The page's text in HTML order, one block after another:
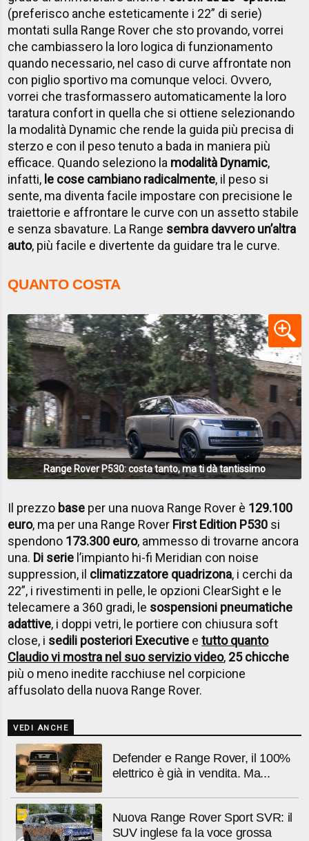
(preferisco anche esteticamente i 22” di serie)
montati sulla Range Rover che sto provando, vorrei
che cambiassero la loro logica di funzionamento
quando necessario, nel caso di curve affrontate non
con piglio sportivo ma comunque veloci. Ovvero,
vorrei che trasformassero automaticamente la loro
taratura confort in quella che si ottiene selezionando
la modalità Dynamic che rende la guida più precisa di
sterzo e con il peso tenuto a bada in maniera più
efficace. Quando seleziono la modalità Dynamic,
infatti, le cose cambiano radicalmente, il peso si
sente, ma diventa facile impostare con precisione le
traiettorie e affrontare le curve con un assetto stabile
e senza sbavature. La Range sembra davvero un’altra
auto, più facile e divertente da guidare tra le curve.
QUANTO COSTA
Range Rover P530: costa tanto, ma ti dà tantissimo
Il prezzo base per una nuova Range Rover è 129.100
euro, ma per una Range Rover First Edition P530 si
spendono 173.300 euro, ammesso di trovarne ancora
una. Di serie l’impianto hi-fi Meridian con noise
suppression, il climatizzatore quadrizona, i cerchi da
22”, i rivestimenti in pelle, le opzioni ClearSight e le
telecamere a 360 gradi, le sospensioni pneumatiche
adattive, i doppi vetri, le portiere con chiusura soft
close, i sedili posteriori Executive etutto quanto
Claudio vi mostra nel suo servizio video, 25 chicche
più o meno inedite racchiuse nel corpicione
affusolato della nuova Range Rover.
VEDI ANCHE
Defender e Range Rover, il 100%
elettrico è già in vendita. Ma...
Nuova Range Rover Sport SVR: il
SUV inglese fa la voce grossa